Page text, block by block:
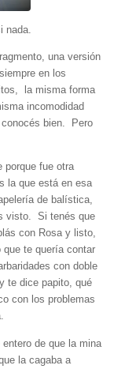
nada.
una versión
en los
la misma forma
incomodidad
bien. Pero
porque fue otra
la que está en esa
de balística,
visto. Si tenés que
con Rosa y listo,
te quería contar
con doble
te dice papito, qué
con los problemas
de que la mina
la cagaba a